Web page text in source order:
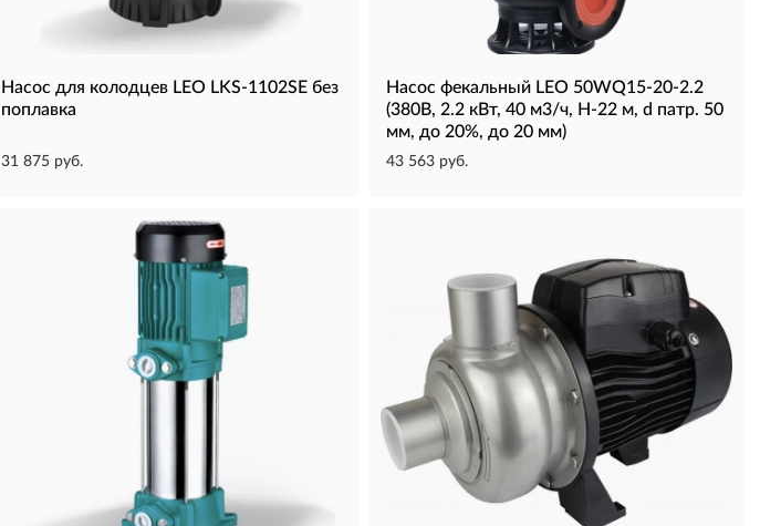
Насос для колодцев LEO LKS-1102SE без
поплавка
31 875 руб.
Насос фекальный LEO 50WQ15-20-2.2
(380В, 2.2 кВт, 40 м3/ч, H-22 м, d патр. 50
мм, до 20%, до 20 мм)
43 563 руб.